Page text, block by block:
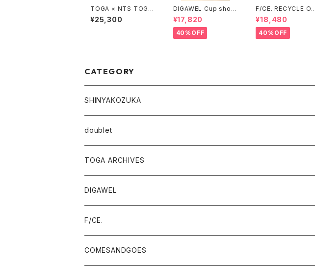
TOGA × NTS TOGA
STUDS SWEATSHIR
T
¥25,300
DIGAWEL Cup shoul
der shirt
¥17,820
40%OFF
F/CE. RECYCLE OPE
N COLLAR SHIRT
¥18,480
40%OFF
CATEGORY
SHINYAKOZUKA
outer
tops
pants
accessory
doublet
outer
tops
pants
accessory
TOGA ARCHIVES
TOGA VIRILIS
outer
tops
TOGA TOO
outer
TOGA×SUICOKE
DIGAWEL
outer
tops
F/CE.
outer
COMESANDGOES